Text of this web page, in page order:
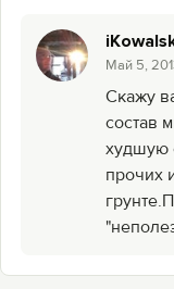
Май 5,
Скажу
состав
худшую
прочих